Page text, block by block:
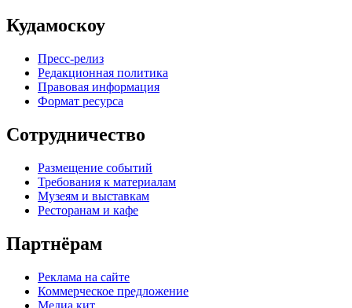
Кудамоскоу
Пресс-релиз
Редакционная политика
Правовая информация
Формат ресурса
Сотрудничество
Размещение событий
Требования к материалам
Музеям и выставкам
Ресторанам и кафе
Партнёрам
Реклама на сайте
Коммерческое предложение
Медиа кит